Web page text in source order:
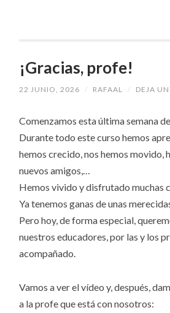
¡Gracias, profe!
22 JUNIO, 2026 / RAFAAL / DEJA
Comenzamos esta última semana
Durante todo este curso hemos
hemos crecido, nos hemos movido,
nuevos amigos,…
Hemos vivido y disfrutado muchas
Ya tenemos ganas de unas
Pero hoy, de forma especial,
nuestros educadores, por las y los
acompañado.
Vamos a ver el vídeo y, después,
a la profe que está con nosotros: